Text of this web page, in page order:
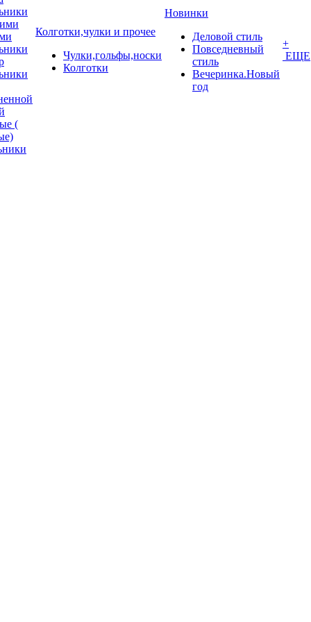
(
Колготки,чулки и прочее
Чулки,гольфы,носки
Колготки
Новинки
Деловой стиль
Повседневный
стиль
Вечеринка.Новый
год
+
ЕЩЕ